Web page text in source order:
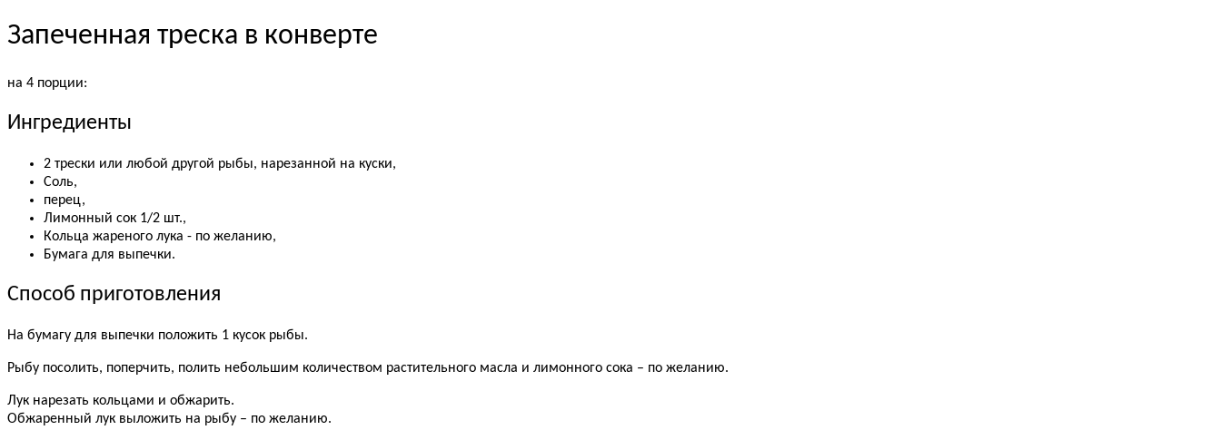
Запеченная треска в конверте
на 4 порции:
Ингредиенты
2 трески или любой другой рыбы, нарезанной на куски,
Соль,
перец,
Лимонный сок 1/2 шт.,
Кольца жареного лука - по желанию,
Бумага для выпечки.
Способ приготовления
На бумагу для выпечки положить 1 кусок рыбы.
Рыбу посолить, поперчить, полить небольшим количеством растительного масла и лимонного сока – по желанию.
Лук нарезать кольцами и обжарить.
Обжаренный лук выложить на рыбу – по желанию.